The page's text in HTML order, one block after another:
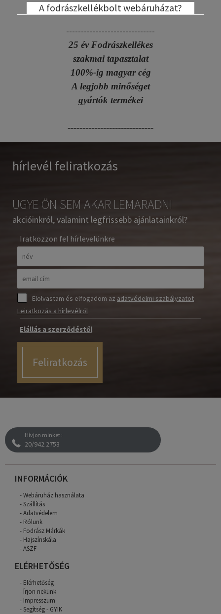
A fodrászkellékbolt webáruházat?
------------------------------
25 év Fodrászkellékes
szakmai tapasztalat
100%-ig magyar cég
A legjobb minőséget
gyártók termékei
-----------------------------
hírlevél feliratkozás
UGYE ÖN SEM AKAR LEMARADNI
akcióinkról, valamint legfrissebb ajánlatainkról?
Iratkozzon fel hírlevelünkre
Elolvastam és elfogadom az adatvédelmi szabályzatot
Leiratkozás a hírlevélről
Elállás a szerződéstől
Feliratkozás
Hívjon minket :
20/942 2753
INFORMÁCIÓK
Webáruház használata
Szállítás
Adatvédelem
Rólunk
Fodrász Márkák
Hajszínskála
ASZF
ELÉRHETŐSÉG
Elérhetőség
Írjon nekünk
Impresszum
Segítség - GYIK